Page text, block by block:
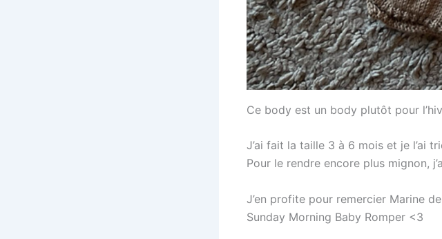
Ce body est un body plutôt pour
J’ai fait la taille 3 à 6 mois et je l’ai
Pour le rendre encore plus mignon,
J’en profite pour remercier Marine
Sunday Morning Baby Romper <3